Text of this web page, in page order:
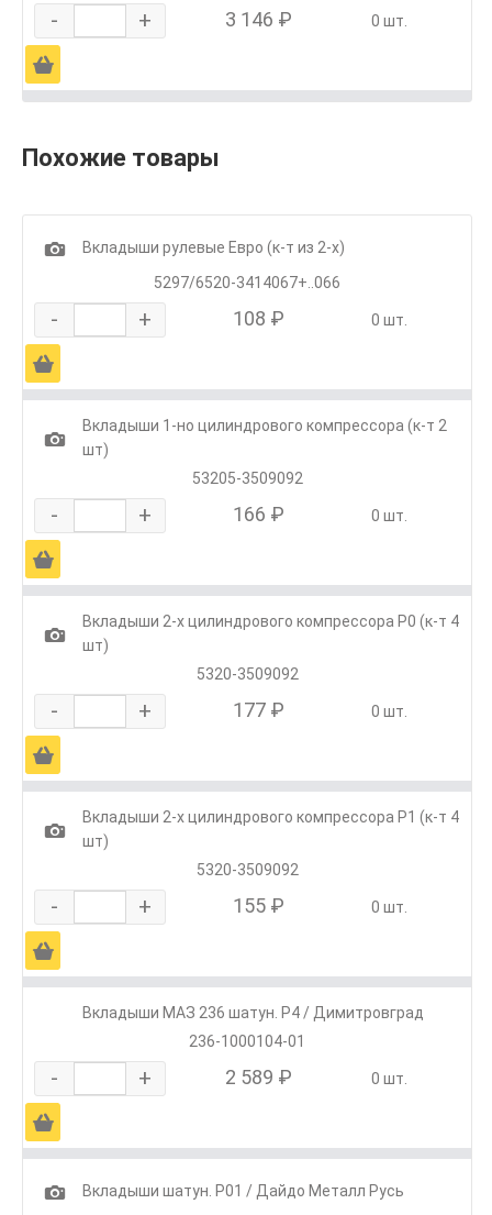
- + 3 146 ₽ 0 шт.
Ä
Похожие товары
1
Вкладыши рулевые Евро (к-т из 2-х)
5297/6520-3414067+..066
- + 108 ₽ 0 шт.
Ä
1
Вкладыши 1-но цилиндрового компрессора (к-т 2
шт)
53205-3509092
- + 166 ₽ 0 шт.
Ä
1
Вкладыши 2-х цилиндрового компрессора Р0 (к-т 4
шт)
5320-3509092
- + 177 ₽ 0 шт.
Ä
1
Вкладыши 2-х цилиндрового компрессора Р1 (к-т 4
шт)
5320-3509092
- + 155 ₽ 0 шт.
Ä
Вкладыши МАЗ 236 шатун. Р4 / Димитровград
236-1000104-01
- + 2 589 ₽ 0 шт.
Ä
1
Вкладыши шатун. Р01 / Дайдо Металл Русь